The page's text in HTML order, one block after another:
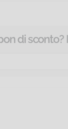
di sconto?